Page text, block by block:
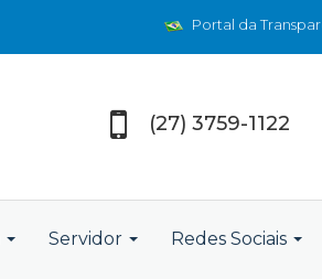
Portal da
(27) 3759-1122
Servidor Redes Sociais